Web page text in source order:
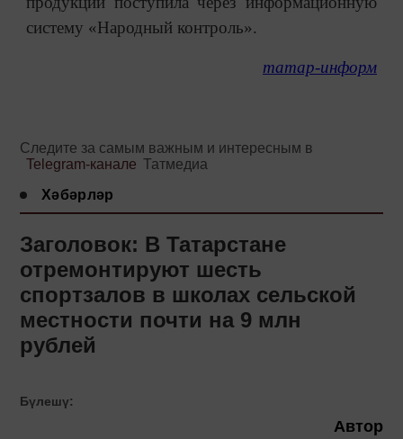
систему «Народный контроль».
татар-информ
Следите за самым важным и интересным в
Telegram-канале Татмедиа
Хәбәрләр
Заголовок: В Татарстане
отремонтируют шесть
спортзалов в школах сельской
местности почти на 9 млн
рублей
Бүлешү:
Автор